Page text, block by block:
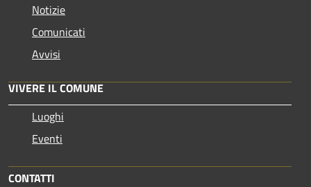
Notizie
Comunicati
Avvisi
VIVERE IL COMUNE
Luoghi
Eventi
CONTATTI